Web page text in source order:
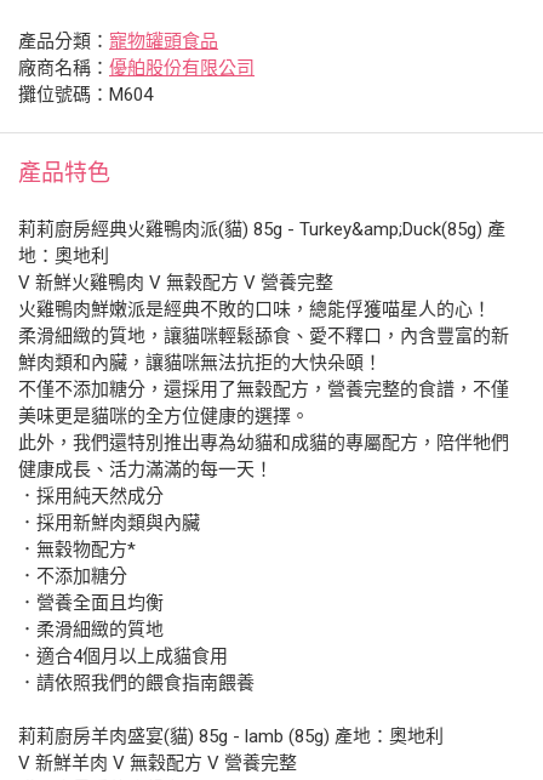
產品分類： 寵物罐頭食品
廠商名稱： 優舶股份有限公司
攤位號碼：M604
產品特色
莉莉廚房經典火雞鴨肉派(貓) 85g - Turkey&amp;Duck(85g) 產
地：奧地利
V 新鮮火雞鴨肉 V 無穀配方 V 營養完整
火雞鴨肉鮮嫩派是經典不敗的口味，總能俘獲喵星人的心！
柔滑細緻的質地，讓貓咪輕鬆舔食、愛不釋口，內含豐富的新
鮮肉類和內臟，讓貓咪無法抗拒的大快朵頤！
不僅不添加糖分，還採用了無穀配方，營養完整的食譜，不僅
美味更是貓咪的全方位健康的選擇。
此外，我們還特別推出專為幼貓和成貓的專屬配方，陪伴牠們
健康成長、活力滿滿的每一天！
．採用純天然成分
．採用新鮮肉類與內臟
．無穀物配方*
．不添加糖分
．營養全面且均衡
．柔滑細緻的質地
．適合4個月以上成貓食用
．請依照我們的餵食指南餵養
莉莉廚房羊肉盛宴(貓) 85g - lamb (85g) 產地：奧地利
V 新鮮羊肉 V 無穀配方 V 營養完整